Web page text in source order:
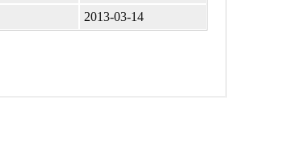
2013-03-14